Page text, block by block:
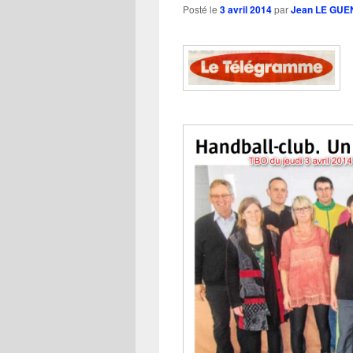
Posté le 3 avril 2014parJean LE